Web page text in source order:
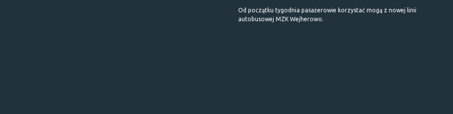
Od początku tygodnia pasażerowie korzystać mogą z nowej linii
autobusowej MZK Wejherowo.